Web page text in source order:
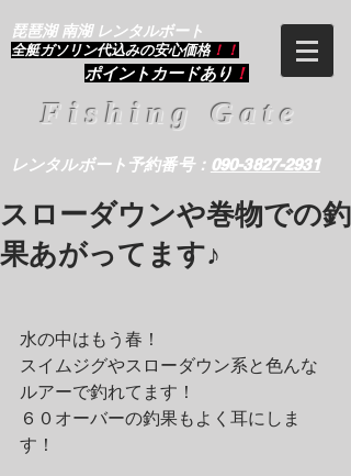
琵琶湖 南湖 レンタルボート
​全艇ガソリン代込みの安心価格 ！！
ポイントカードあり ！
Fishing Gate
レンタルボート予約番号： 090-3827-2931
スローダウンや巻物での釣
果あがってます♪
水の中はもう春！
スイムジグやスローダウン系と色んな
ルアーで釣れてます！
６０オーバーの釣果もよく耳にしま
す！